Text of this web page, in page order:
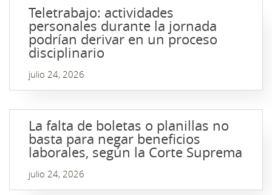
Teletrabajo: actividades
personales durante la jornada
podrían derivar en un proceso
disciplinario
julio 24, 2026
La falta de boletas o planillas no
basta para negar beneficios
laborales, según la Corte Suprema
julio 24, 2026